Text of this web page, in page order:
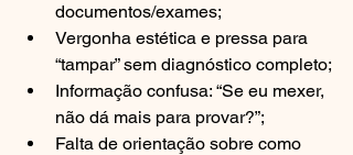
documentos/exames;
Vergonha estética e pressa para
“tampar” sem diagnóstico completo;
Informação confusa: “Se eu mexer,
não dá mais para provar?”;
Falta de orientação sobre como